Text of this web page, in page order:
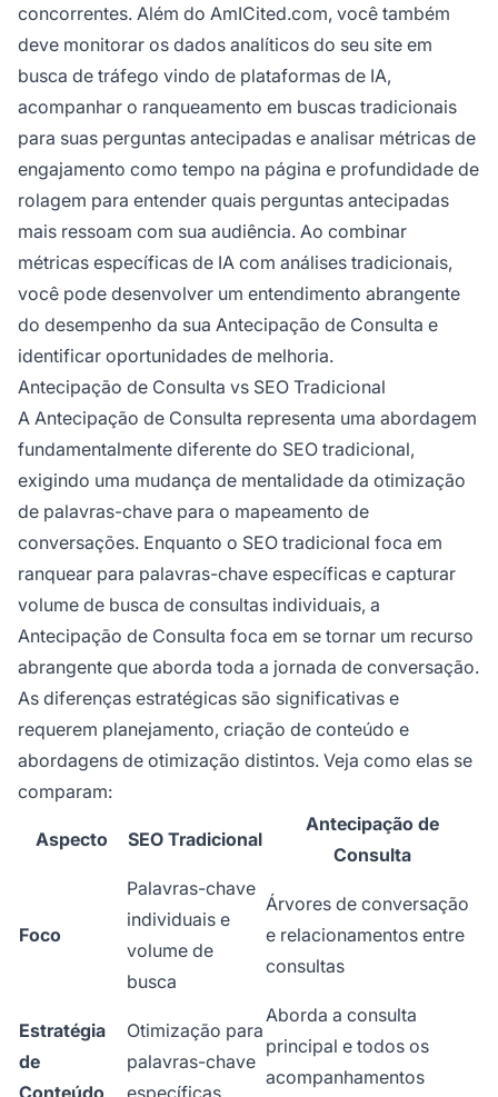
concorrentes. Além do AmICited.com, você também
deve monitorar os dados analíticos do seu site em
busca de tráfego vindo de plataformas de IA,
acompanhar o ranqueamento em buscas tradicionais
para suas perguntas antecipadas e analisar métricas de
engajamento como tempo na página e profundidade de
rolagem para entender quais perguntas antecipadas
mais ressoam com sua audiência. Ao combinar
métricas específicas de IA com análises tradicionais,
você pode desenvolver um entendimento abrangente
do desempenho da sua Antecipação de Consulta e
identificar oportunidades de melhoria.
Antecipação de Consulta vs SEO Tradicional
A Antecipação de Consulta representa uma abordagem
fundamentalmente diferente do SEO tradicional,
exigindo uma mudança de mentalidade da otimização
de palavras-chave para o mapeamento de
conversações. Enquanto o SEO tradicional foca em
ranquear para palavras-chave específicas e capturar
volume de busca de consultas individuais, a
Antecipação de Consulta foca em se tornar um recurso
abrangente que aborda toda a jornada de conversação.
As diferenças estratégicas são significativas e
requerem planejamento, criação de conteúdo e
abordagens de otimização distintos. Veja como elas se
comparam:
Aspecto SEO Tradicional
Antecipação de
Consulta
Foco
Palavras-chave
individuais e
volume de
busca
Árvores de conversação
e relacionamentos entre
consultas
Estratégia
de
Conteúdo
Otimização para
palavras-chave
específicas
Aborda a consulta
principal e todos os
acompanhamentos